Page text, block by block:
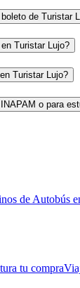
de Turistar
Turistar Lujo?
Turistar Lujo?
o para
de Autobús
tu compra